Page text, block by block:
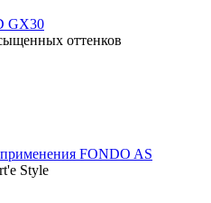
GX30
оттенков
FONDO AS
Style